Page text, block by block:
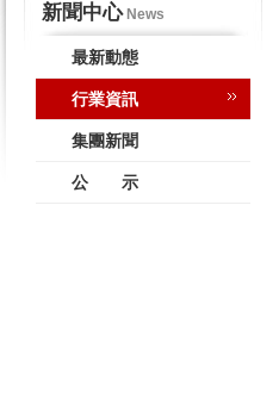
新聞中心News
最新動態
行業資訊
集團新聞
公 示